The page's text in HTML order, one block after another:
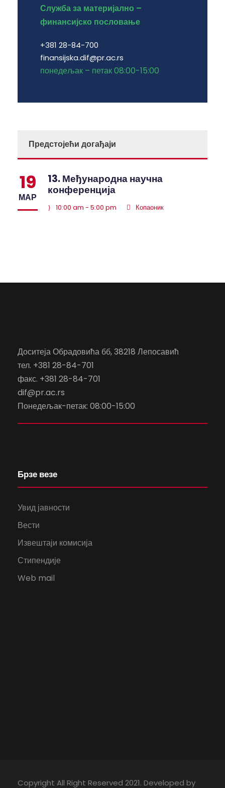
Служба за материјално –
финансијско пословање
+381 28-84-700
finansijska.dif@pr.ac.rs
понедељак – петак 08:00-15:00
Предстојећи догађаји
19
МАР
13. Међународна научна
конференција
10:00 am - 5:00 pm Копаоник
Доситеја Обрадовића бб, 38218 Лепосавић
тел. +381 28-84-701
факс. +381 28-84-701
dif@pr.ac.rs
Понедељак-петак: 08:00-15:00
Брзе везе
Увид јавности
Вести
Извештаји комисија
Стипендије
Web mail
Copyright All Right Reserved 2021. Developed by